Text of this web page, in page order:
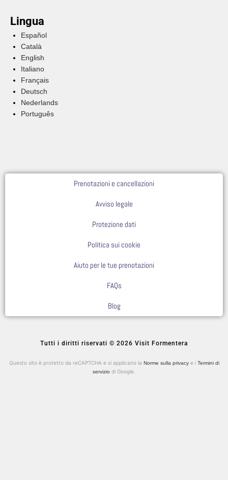
Lingua
Español
Català
English
Italiano
Français
Deutsch
Nederlands
Português
Prenotazioni e cancellazioni
Avviso legale
Protezione dati
Politica sui cookie
Aiuto per le tue prenotazioni
FAQs
Blog
Tutti i diritti riservati © 2026 Visit Formentera
Questo sito è protetto da reCAPTCHA e si applicano la Norme sulla privacye i Termini di
servizio di Google.